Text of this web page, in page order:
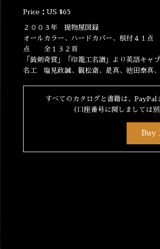
Price：US $65
２００３年 提物屋図録
オールカラー、ハードカバー、根付４１
点 全１３２頁
「装剣奇賞」「印籠工名譜」より英語キャ
名工 塩見政誠、観松斎、是真、池田泰真
すべてのカタログと書籍は、
（口座番号に関しましては
Buy